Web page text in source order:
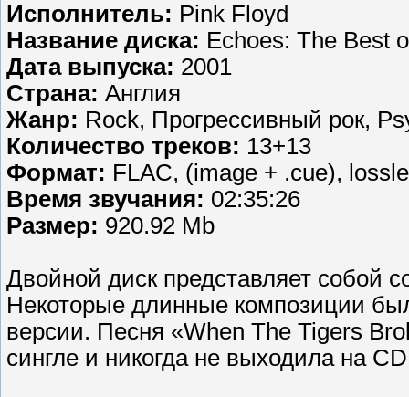
Исполнитель: Pink Floyd
Название диска: Echoes: The Best
Дата выпуска: 2001
Страна: Англия
Жанр: Rock, Прогрессивный рок,
Количество треков: 13+13
Формат: FLAC, (image + .cue),
Время звучания: 02:35:26
Размер: 920.92 Mb
Двойной диск представляет собой
Некоторые длинные композиции
версии. Песня «When The Tigers
сингле и никогда не выходила на